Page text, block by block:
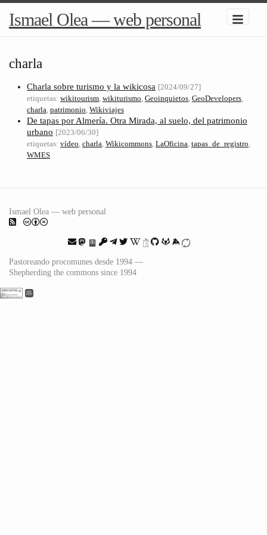
Ismael Olea — web personal
charla
Charla sobre turismo y la wikicosa [2024/09/27]
etiquetas: wikitourism, wikiturismo, Geoinquietos, GeoDevelopers,
charla, patrimonio, Wikiviajes
De tapas por Almería. Otra Mirada, al suelo, del patrimonio
urbano [2023/06/30]
etiquetas: vídeo, charla, Wikicommons, LaOficina, tapas_de_registro,
WMES
Ismael Olea — web personal
Pastoreando procomunes desde 1994 —
Shepherding the commons since 1994